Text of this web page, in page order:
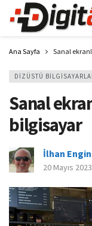
Ana Sayfa Sanal
DIZÜSTÜ
Sanal
bilgisayar
İlhan Engin
20 Mayıs 2023